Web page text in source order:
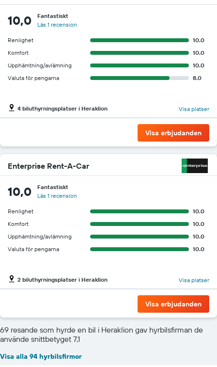
10,0
Fantastiskt
Läs 1 recension
Renlighet
10.0
Komfort
10.0
Upphämtning/avlämning
10.0
Valuta för pengarna
8.0
4 biluthyrningsplatser i Heraklion Visa platser
Visa erbjudanden
Enterprise Rent-A-Car
10,0
Fantastiskt
Läs 1 recension
Renlighet
10.0
Komfort
10.0
Upphämtning/avlämning
10.0
Valuta för pengarna
10.0
2 biluthyrningsplatser i Heraklion Visa platser
Visa erbjudanden
69 resande som hyrde en bil i Heraklion gav hyrbilsfirman de
använde snittbetyget 7,1
Visa alla 94 hyrbilsfirmor